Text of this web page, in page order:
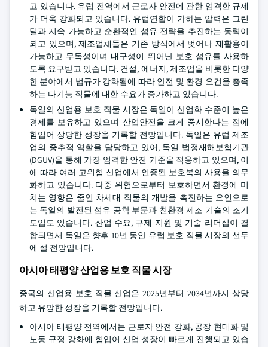
고 있습니다. 유럽 전역에서 근로자 안전에 관한 엄격한 규제
가 더욱 강화되고 있습니다. 유럽연합이 가하는 압력은 그린
딜과 지속 가능하고 순환적인 섬유 전략을 추진하는 동력이
되고 있으며, 제조업체들은 기존 방식에서 벗어나 재활용이
가능하고 무독성이며 내구성이 뛰어난 보호 섬유를 사용하
도록 요구받고 있습니다. 건설, 에너지, 제조업을 비롯한 다양
한 분야에서 법규가 강화됨에 따라 안전 및 환경 요건을 충족
하는 다기능 직물에 대한 수요가 증가하고 있습니다.
독일의 산업용 보호 직물 시장은 독일이 산업화 수준이 높은
경제를 보유하고 있으며 산업안전을 크게 중시한다는 점에
힘입어 상당한 성장을 기록할 전망입니다. 독일은 유럽 제조
업의 중추적 역할을 담당하고 있어, 독일 법정재해보험기관
(DGUV)을 통해 가장 엄격한 안전 기준을 적용하고 있으며, 이
에 따라 여러 고위험 산업에서 인증된 보호복의 사용을 의무
화하고 있습니다. 다중 위험으로부터 보호하면서 환경에 미
치는 영향은 줄인 차세대 직물의 개발을 촉진하는 요인으로
는 독일의 발전된 섬유 공학 부문과 친환경 제조 기술의 조기
도입도 있습니다. 산업 수요, 규제 지원 및 기술 리더십이 결
합되면서 독일은 향후 10년 동안 유럽 보호 직물 시장의 선두
에 설 전망입니다.
아시아 태평양 산업용 보호 직물 시장
중국의 산업용 보호 직물 산업은 2025년부터 2034년까지 상당
하고 유망한 성장을 기록할 전망입니다.
아시아 태평양 전역에서는 근로자 안전 강화, 공장 현대화 및
노동 규정 강화에 힘입어 산업 성장이 빠르게 진행되고 있습